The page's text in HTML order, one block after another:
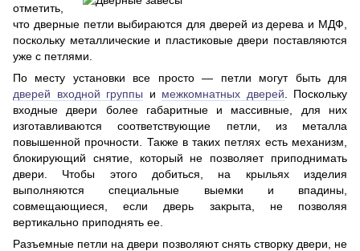
отметить,
что дверные петли выбираются для дверей из дерева и МДФ,
поскольку металлические и пластиковые двери поставляются
уже с петлями.
По месту установки все просто — петли могут быть для
дверей входной группы и межкомнатных дверей . Поскольку
входные двери более габаритные и массивные, для них
изготавливаются соответствующие петли, из металла
повышенной прочности. Также в таких петлях есть механизм,
блокирующий снятие, который не позволяет приподнимать
двери. Чтобы этого добиться, на крыльях изделия
выполняются специальные выемки и впадины,
совмещающиеся, если дверь закрыта, не позволяя
вертикально приподнять ее.
Разъемные петли на двери позволяют снять створку двери, не